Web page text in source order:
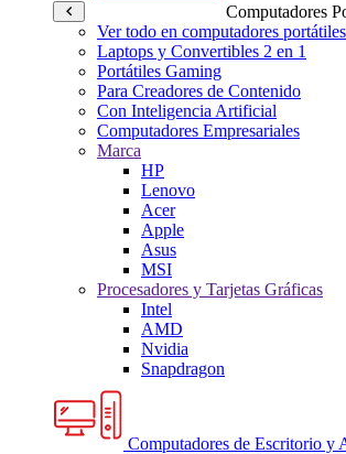
Computadores
Ver todo en computadores portátiles
Laptops y Convertibles 2 en 1
Portátiles Gaming
Para Creadores de Contenido
Con Inteligencia Artificial
Computadores Empresariales
Marca
HP
Lenovo
Acer
Apple
Asus
MSI
Procesadores y Tarjetas Gráficas
Intel
AMD
Nvidia
Snapdragon
Computadores de Escritorio y